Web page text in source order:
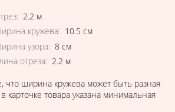
: 2.2 м
кружева: 10.5 см
узора: 8 см
отреза: 2.2 м
что ширина кружева может быть разная
карточке товара указана минимальная